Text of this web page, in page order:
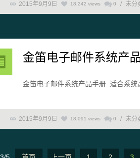
2015年9月9日 18,242 views 0 / 未分
金笛电子邮件系统产
金笛电子邮件系统产品手册 适合系
2015年9月9日 18,091 views 0 / 未分